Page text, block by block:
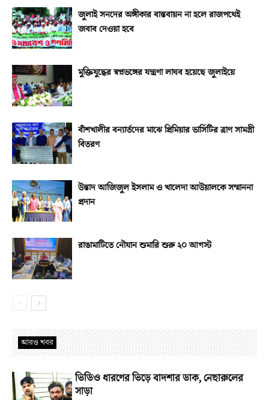
জুলাই সনদের অঙ্গীকার বাস্তবায়ন না হলে রাজপথেই
জবাব দেওয়া হবে
মুক্তিযুদ্ধের স্বপ্নভঙ্গের যন্ত্রণা লাঘব হয়েছে জুলাইয়ে
বাঁশখালীর বন্যার্তদের মাঝে প্রিমিয়ার ভার্সিটির ত্রাণ সামগ্রী
বিতরণ
উস্তাদ আজিজুল ইসলাম ও খালেদা আউয়ালকে সম্মাননা
প্রদান
রাঙামাটিতে নৌযান শুমারি শুরু ২০ আগস্ট
আরও খবর
ভিডিও ধারণের ভিড়ে বাদশার ডাক, নেছারুলের
সাড়া